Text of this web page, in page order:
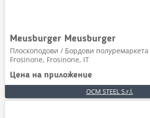
Meusburger Meusburger
Плоскоподови / Бордови полуремаркета
Frosinone, Frosinone, IT
Цена на приложение
OCM STEEL S.r.l.